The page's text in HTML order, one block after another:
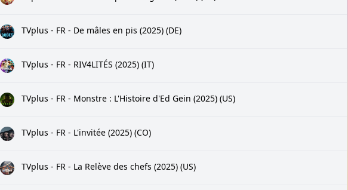
TVplus - FR - De mâles en pis (2025) (DE)
TVplus - FR - RIV4LITÉS (2025) (IT)
TVplus - FR - Monstre : L'Histoire d'Ed Gein (2025) (US)
TVplus - FR - L'invitée (2025) (CO)
TVplus - FR - La Relève des chefs (2025) (US)